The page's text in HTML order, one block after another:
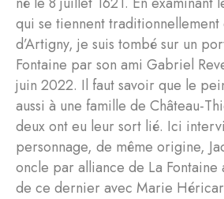
qui se tiennent traditionnellement
d’Artigny, je suis tombé sur un
Fontaine par son ami Gabriel
juin 2022. Il faut savoir que le
aussi à une famille de Château-
deux ont eu leur sort lié. Ici
personnage, de même origine,
oncle par alliance de La
de ce dernier avec Marie